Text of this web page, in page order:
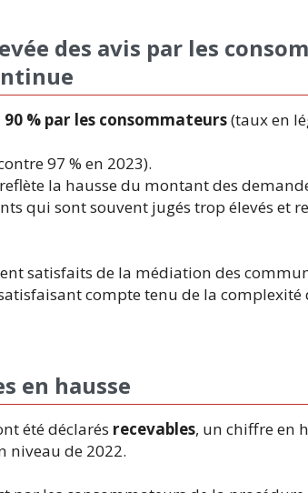
des avis par les
90 % par les consommateurs(taux en
97 % en 2023).
la hausse du montant des
qui sont souvent jugés trop élevés et
satisfaits de la médiation des
compte tenu de la complexité
en hausse
été déclarés recevables, un chiffre en
niveau de 2022.